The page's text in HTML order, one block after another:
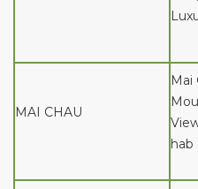
MAI CHAU
Mai
hab